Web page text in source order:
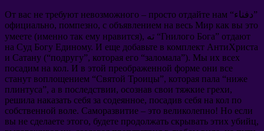
От вас не требуют невозможного – просто отдайте нам
“دفناء”
официально, помпезно, с объявлением на весь Мир как вы это
умеете (именно так ему нравится ), ته “Гнилого Бога” отдают
на Суд Богу Единому. И еще добавьте в комплект АнтиХриста
и Сатану (“подругу”, которая его “заломала”). Мы их всех
посадим на кол. И в этой преображенной форме они все
станут воплощением “Святой Троицы”, которая пала “ниже
плинтуса”, а в последствии, осознав свои тяжкие грехи,
решила наказать себя за содеянное, посадив себя на кол по
собственной воле. Саморазвитие – это великолепно! Но если
вы не сделаете этого, будете продолжать скрывать этих убийц,